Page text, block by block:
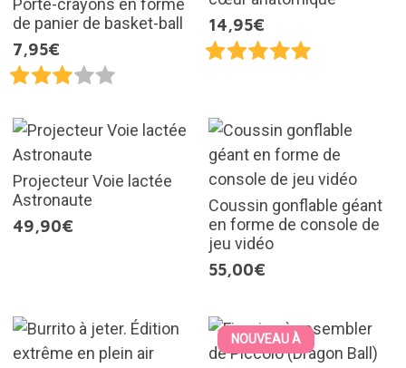
Porte-crayons en forme
de panier de basket-ball
7,95€
14,95€
Projecteur Voie lactée
Astronaute
49,90€
Coussin gonflable géant
en forme de console de
jeu vidéo
55,00€
NOUVEAU À